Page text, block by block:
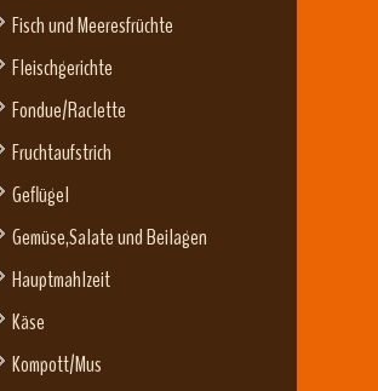
Fisch und Meeresfrüchte
Fleischgerichte
Fondue/Raclette
Fruchtaufstrich
Geflügel
Gemüse,Salate und Beilagen
Hauptmahlzeit
Käse
Kompott/Mus